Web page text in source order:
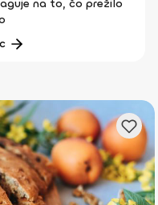
na to, čo prežilo